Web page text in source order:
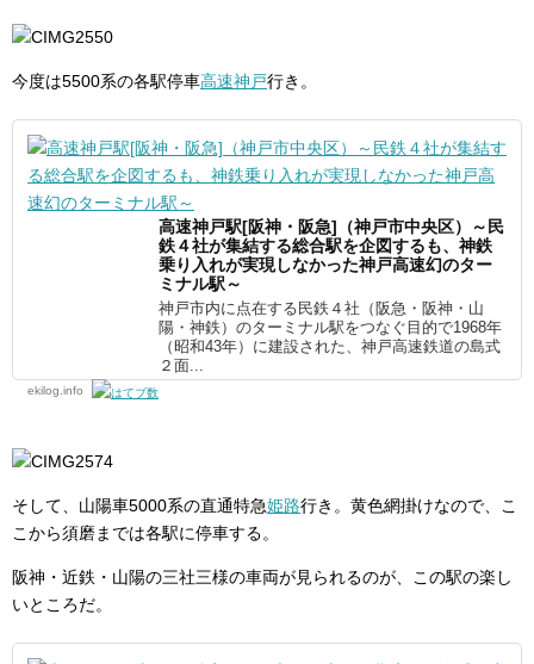
今度は5500系の各駅停車高速神戸行き。
高速神戸駅[阪神・阪急]（神戸市中央区）～民
鉄４社が集結する総合駅を企図するも、神鉄
乗り入れが実現しなかった神戸高速幻のター
ミナル駅～
神戸市内に点在する民鉄４社（阪急・阪神・山
陽・神鉄）のターミナル駅をつなぐ目的で1968年
（昭和43年）に建設された、神戸高速鉄道の島式
２面...
ekilog.info
そして、山陽車5000系の直通特急姫路行き。黄色網掛けなので、こ
こから須磨までは各駅に停車する。
阪神・近鉄・山陽の三社三様の車両が見られるのが、この駅の楽し
いところだ。